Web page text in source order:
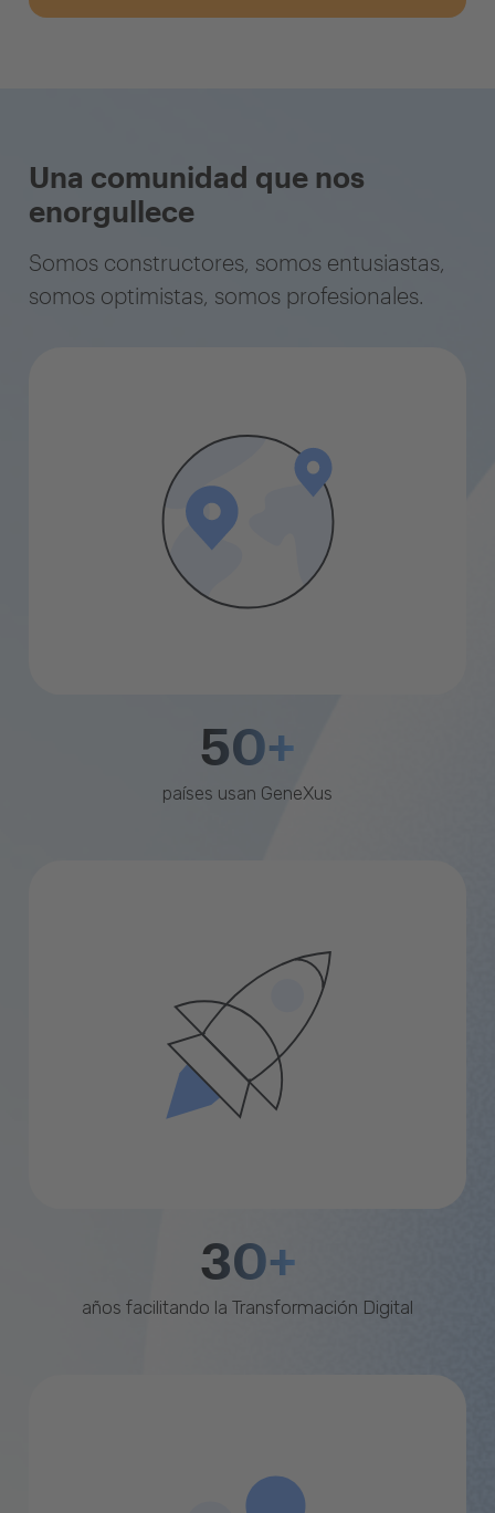
Una comunidad que nos
enorgullece
Somos constructores, somos entusiastas,
somos optimistas, somos profesionales.
50+
países usan GeneXus
30+
años facilitando la Transformación Digital